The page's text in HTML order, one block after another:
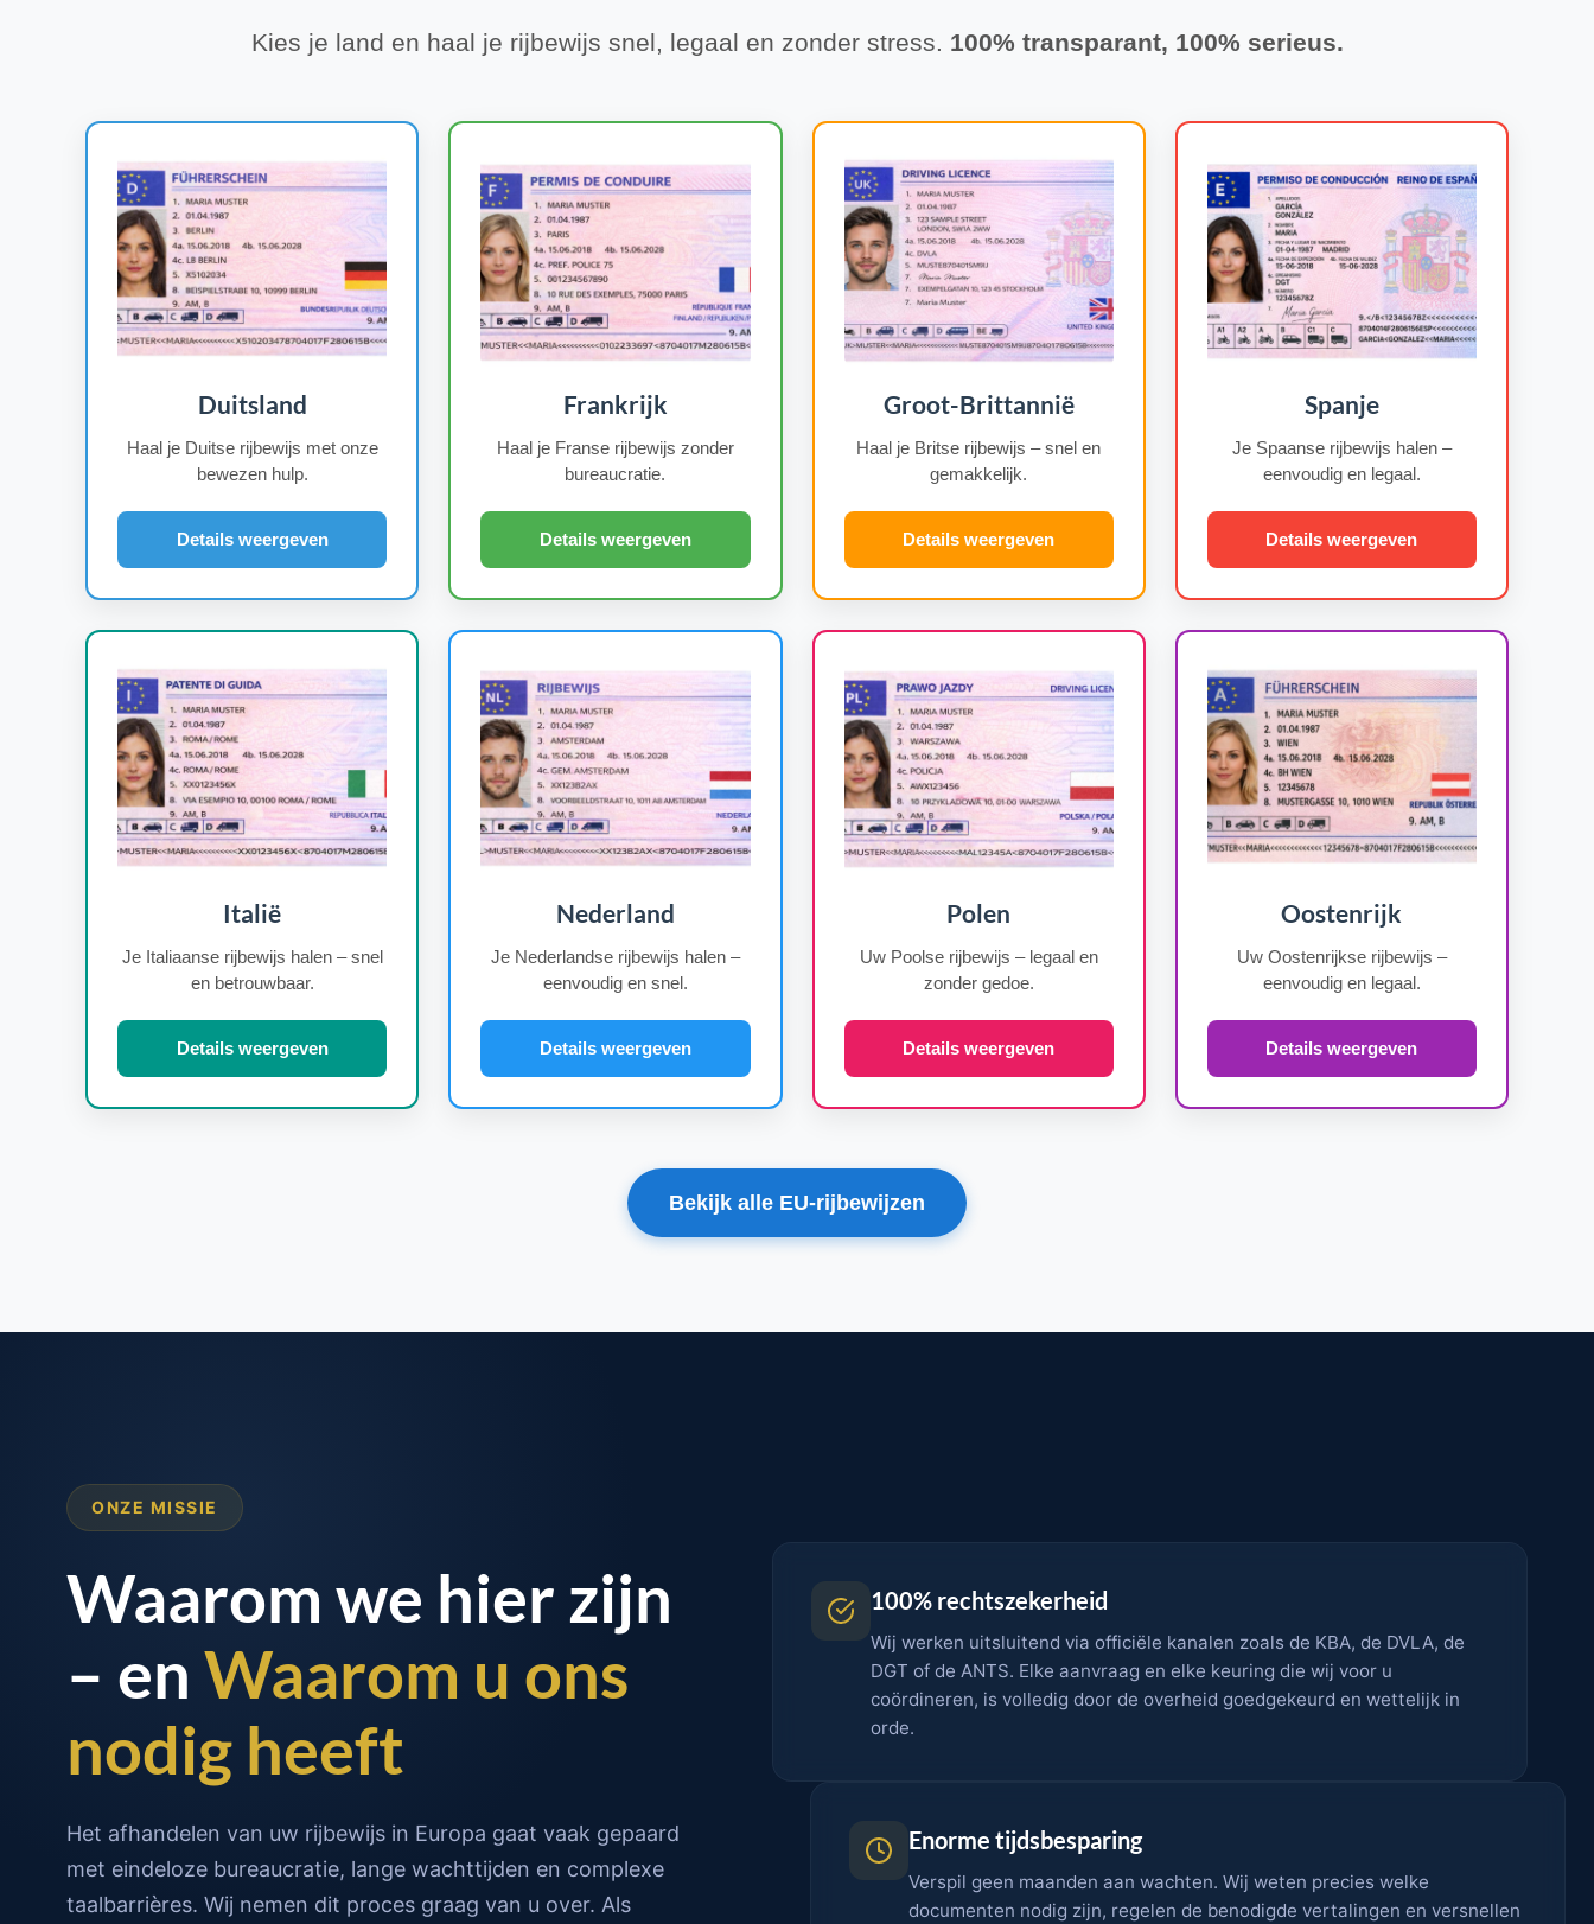
Kies je land en haal je rijbewijs snel, legaal en zonder stress. 100% transparant, 100% serieus.
Duitsland
Haal je Duitse rijbewijs met onze
bewezen hulp.
Details weergeven
Frankrijk
Haal je Franse rijbewijs zonder
bureaucratie.
Details weergeven
Groot-Brittannië
Haal je Britse rijbewijs – snel en
gemakkelijk.
Details weergeven
Spanje
Je Spaanse rijbewijs halen –
eenvoudig en legaal.
Details weergeven
Italië
Je Italiaanse rijbewijs halen – snel
en betrouwbaar.
Details weergeven
Nederland
Je Nederlandse rijbewijs halen –
eenvoudig en snel.
Details weergeven
Polen
Uw Poolse rijbewijs – legaal en
zonder gedoe.
Details weergeven
Oostenrijk
Uw Oostenrijkse rijbewijs –
eenvoudig en legaal.
Details weergeven
Bekijk alle EU-rijbewijzen
ONZE MISSIE
Waarom we hier zijn
– en Waarom u ons
nodig heeft
Het afhandelen van uw rijbewijs in Europa gaat vaak gepaard
met eindeloze bureaucratie, lange wachttijden en complexe
taalbarrières. Wij nemen dit proces graag van u over. Als
100% rechtszekerheid
Wij werken uitsluitend via officiële kanalen zoals de KBA, de DVLA, de
DGT of de ANTS. Elke aanvraag en elke keuring die wij voor u
coördineren, is volledig door de overheid goedgekeurd en wettelijk in
orde.
Enorme tijdsbesparing
Verspil geen maanden aan wachten. Wij weten precies welke
documenten nodig zijn, regelen de benodigde vertalingen en versnellen